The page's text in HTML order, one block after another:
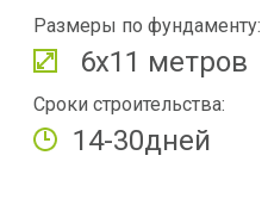
Размеры по фундаменту:
6х11 метров
Сроки строительства:
14-30дней